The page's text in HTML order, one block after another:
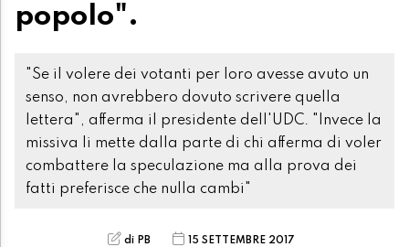
popolo".
"Se il volere dei votanti per loro avesse avuto un
senso, non avrebbero dovuto scrivere quella
lettera", afferma il presidente dell'UDC. "Invece la
missiva li mette dalla parte di chi afferma di voler
combattere la speculazione ma alla prova dei
fatti preferisce che nulla cambi"
di PB 15 SETTEMBRE 2017